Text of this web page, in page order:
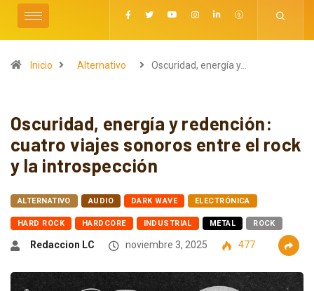
Inicio Alternativo Oscuridad, energía y…
Oscuridad, energía y redención:
cuatro viajes sonoros entre el rock
y la introspección
ALTERNATIVO AUDIO DARK WAVE ELECTRÓNICA
HARD ROCK HARDCORE INDUSTRIAL METAL ROCK
Redaccion LC noviembre 3, 2025 477